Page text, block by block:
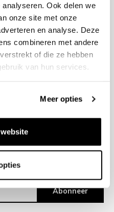
Ook delen we
onze site met onze
en analyse. Deze
combineren met andere
of die ze hebben
van hun services.
Meer opties
Abonneer